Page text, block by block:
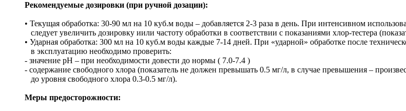
Рекомендуемые дозировки (при ручной дозации):
• Текущая обработка: 30-90 мл на 10 куб.м воды – добавляется 2-3 раза в день. При интенсивном
следует увеличить дозировку иили частоту обработки в соответствии с показаниями хлор-тестера
• Ударная обработка: 300 мл на 10 куб.м воды каждые 7-14 дней. При «ударной» обработке после
в эксплуатацию необходимо проверить:
- значение рН – при необходимости довести до нормы ( 7.0-7.4 )
- содержание свободного хлора (показатель не должен превышать 0.5 мг/л, в случае превышения –
до уровня свободного хлора 0.3-0.5 мг/л).
Меры предосторожности: